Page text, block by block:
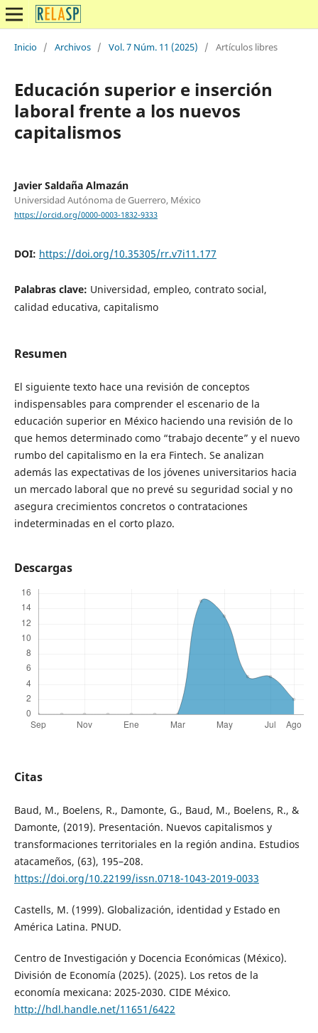
Inicio / Archivos / Vol. 7 Núm. 11 (2025) / Artículos libres
Educación superior e inserción
laboral frente a los nuevos
capitalismos
Javier Saldaña Almazán
Universidad Autónoma de Guerrero, México
https://orcid.org/0000-0003-1832-9333
DOI: https://doi.org/10.35305/rr.v7i11.177
Palabras clave: Universidad, empleo, contrato social,
calidad educativa, capitalismo
Resumen
El siguiente texto hace una revisión de conceptos
indispensables para comprender el escenario de la
educación superior en México haciendo una revisión de lo
que hemos determinado como “trabajo decente” y el nuevo
rumbo del capitalismo en la era Fintech. Se analizan
además las expectativas de los jóvenes universitarios hacia
un mercado laboral que no prevé su seguridad social y no
asegura crecimientos concretos o contrataciones
indeterminadas en el corto plazo.
Descargas
Citas
Baud, M., Boelens, R., Damonte, G., Baud, M., Boelens, R., &
Damonte, (2019). Presentación. Nuevos capitalismos y
transformaciones territoriales en la región andina. Estudios
atacameños, (63), 195–208.
https://doi.org/10.22199/issn.0718-1043-2019-0033
Castells, M. (1999). Globalización, identidad y Estado en
América Latina. PNUD.
Centro de Investigación y Docencia Económicas (México).
División de Economía (2025). (2025). Los retos de la
economía mexicana: 2025-2030. CIDE México.
http://hdl.handle.net/11651/6422